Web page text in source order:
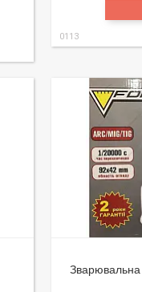
0113